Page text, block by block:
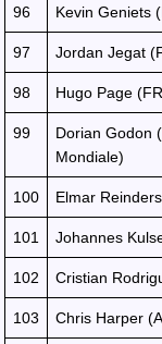
96 Kevin Geniets
97 Jordan Jegat
98 Hugo Page
99
Dorian Godon
Mondiale)
100 Elmar
101 Johannes
102 Cristian
103 Chris Harper